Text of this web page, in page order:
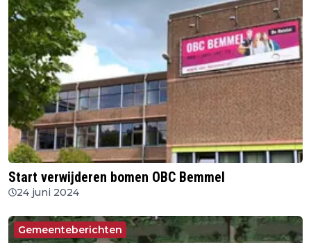
Start verwijderen bomen OBC Bemmel
24 juni 2024
Gemeenteberichten